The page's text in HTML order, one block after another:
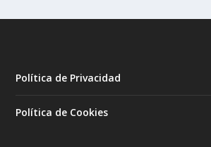
Política de Privacidad
Política de Cookies